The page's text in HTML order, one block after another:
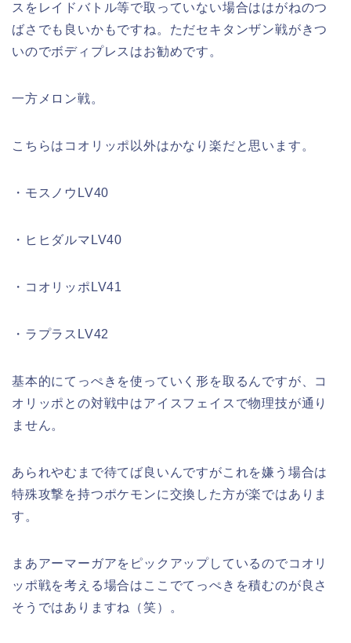
スをレイドバトル等で取っていない場合ははがねのつ
ばさでも良いかもですね。ただセキタンザン戦がきつ
いのでボディプレスはお勧めです。
一方メロン戦。
こちらはコオリッポ以外はかなり楽だと思います。
・モスノウLV40
・ヒヒダルマLV40
・コオリッポLV41
・ラプラスLV42
基本的にてっぺきを使っていく形を取るんですが、コ
オリッポとの対戦中はアイスフェイスで物理技が通り
ません。
あられやむまで待てば良いんですがこれを嫌う場合は
特殊攻撃を持つポケモンに交換した方が楽ではありま
す。
まあアーマーガアをピックアップしているのでコオリ
ッポ戦を考える場合はここでてっぺきを積むのが良さ
そうではありますね（笑）。